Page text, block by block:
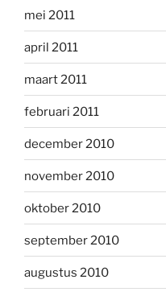
mei 2011
april 2011
maart 2011
februari 2011
december 2010
november 2010
oktober 2010
september 2010
augustus 2010